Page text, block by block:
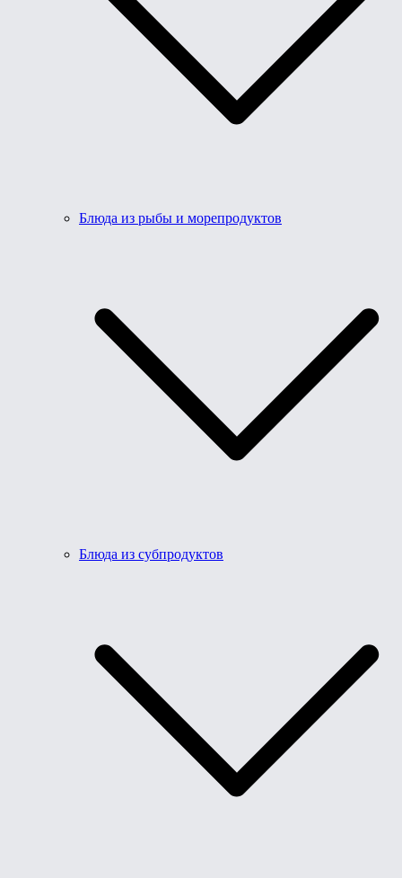
Блюда из рыбы и морепродуктов
Блюда из субпродуктов